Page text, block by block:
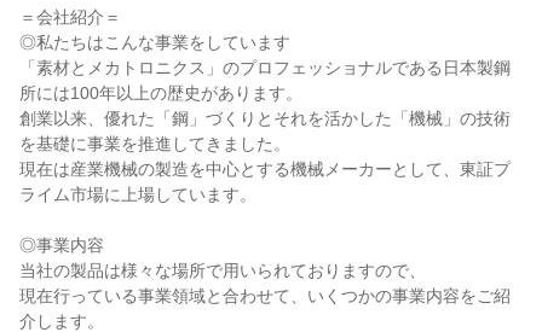
＝会社紹介＝
◎私たちはこんな事業をしています
「素材とメカトロニクス」のプロフェッショナルである日本製鋼
所には100年以上の歴史があります。
創業以来、優れた「鋼」づくりとそれを活かした「機械」の技術
を基礎に事業を推進してきました。
現在は産業機械の製造を中心とする機械メーカーとして、東証プ
ライム市場に上場しています。
◎事業内容
当社の製品は様々な場所で用いられておりますので、
現在行っている事業領域と合わせて、いくつかの事業内容をご紹
介します。